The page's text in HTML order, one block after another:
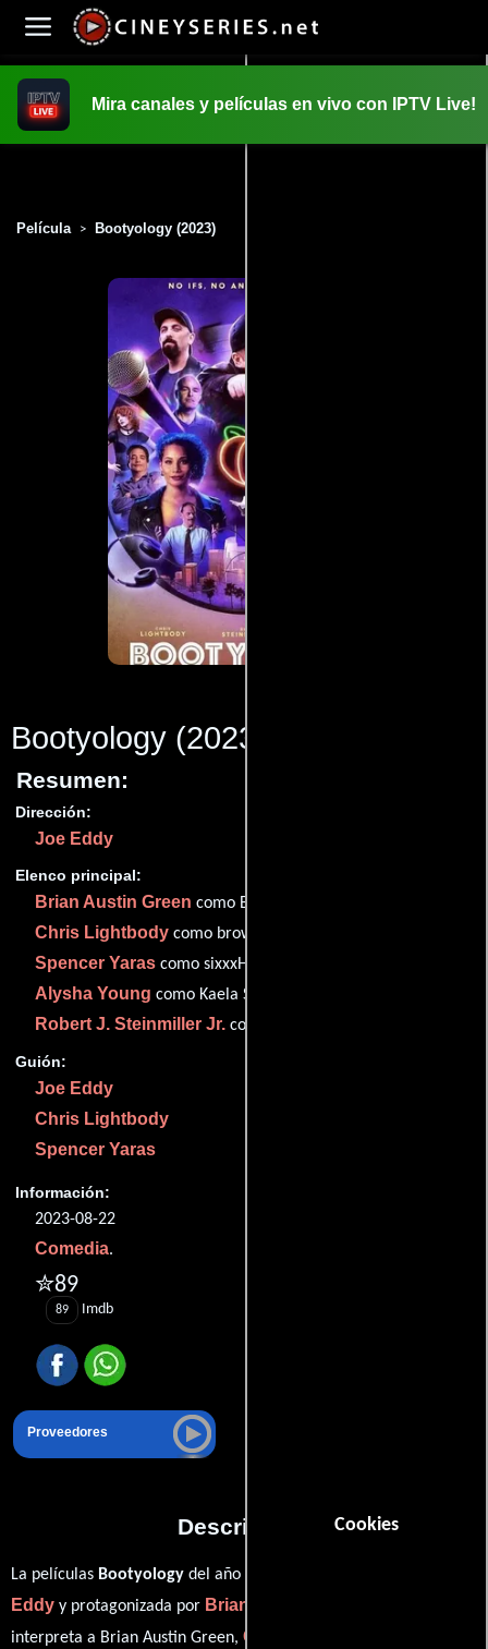
Cookies
Mira canales y películas en vivo con IPTV Live!
Película > Bootyology (2023)
Bootyology (2023)
Resumen:
Dirección:
Joe Eddy
Elenco principal:
Brian Austin Green como Brian Austin Green
Chris Lightbody como brownEye
Spencer Yaras como sixxxHole
Alysha Young como Kaela Snoot
Robert J. Steinmiller Jr. como Linus Van Lynes
Guión:
Joe Eddy
Chris Lightbody
Spencer Yaras
Información:
2023-08-22
Comedia.
✮89
89 Imdb
Proveedores
Descripción
La películas Bootyology del año 2023, está dirigida por
Eddy y protagonizada por Brian Austin Green
interpreta a Brian Austin Green, Chris Lightbody